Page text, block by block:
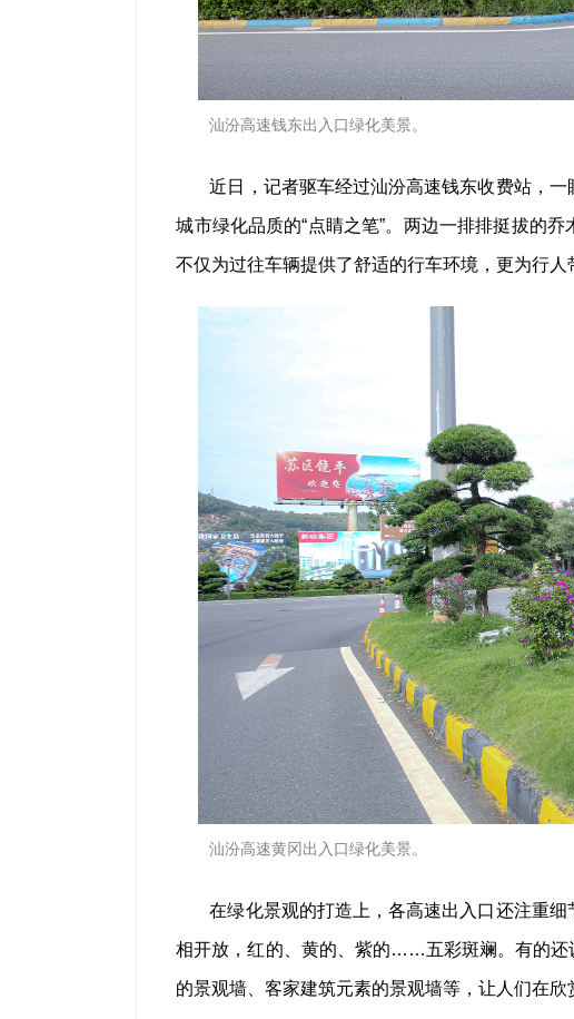
汕汾高速钱东出入口绿化美景。
近日，记者驱车经过汕汾高速钱东收费站，
城市绿化品质的“点睛之笔”。两边一排排挺拔的
不仅为过往车辆提供了舒适的行车环境，更为行人
汕汾高速黄冈出入口绿化美景。
在绿化景观的打造上，各高速出入口还注重
相开放，红的、黄的、紫的……五彩斑斓。有的还
的景观墙、客家建筑元素的景观墙等，让人们在